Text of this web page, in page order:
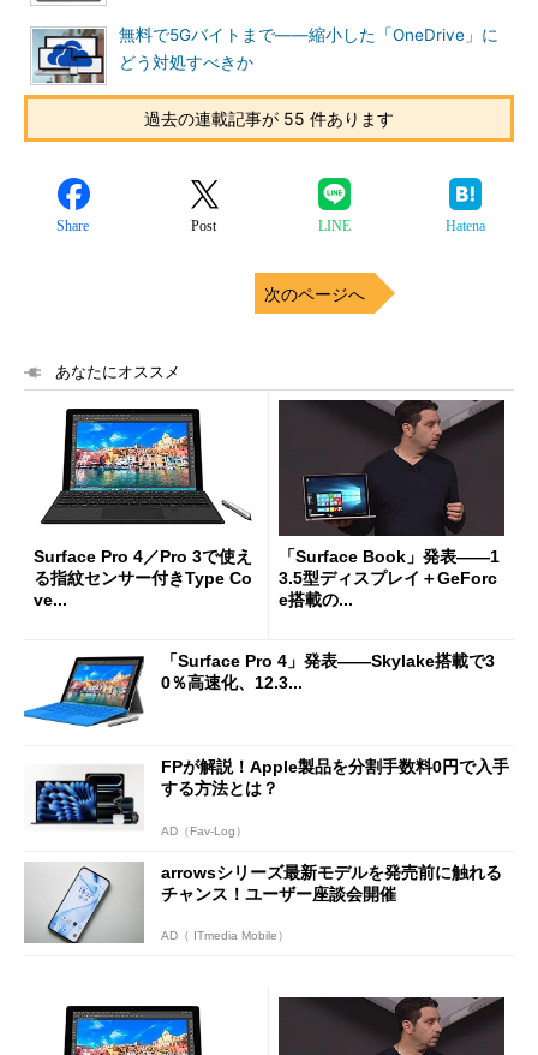
無料で5Gバイトまで――縮小した「OneDrive」に
どう対処すべきか
過去の連載記事が 55 件あります
Share Post LINE Hatena
次のページへ
あなたにオススメ
Surface Pro 4／Pro 3で使え
る指紋センサー付きType Co
ve...
「Surface Book」発表――1
3.5型ディスプレイ＋GeForc
e搭載の...
「Surface Pro 4」発表――Skylake搭載で3
0％高速化、12.3...
FPが解説！Apple製品を分割手数料0円で入手
する方法とは？
AD（Fav-Log）
arrowsシリーズ最新モデルを発売前に触れる
チャンス！ユーザー座談会開催
AD（ ITmedia Mobile）